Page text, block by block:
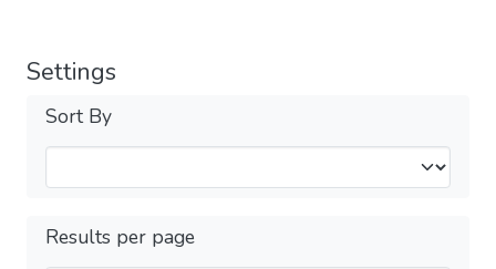
Settings
Sort By
Results per page